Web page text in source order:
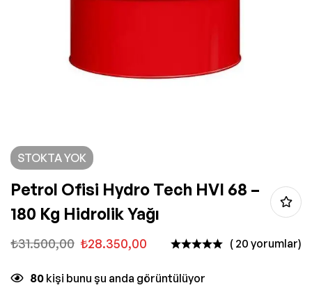
STOKTA YOK
Petrol Ofisi Hydro Tech HVI 68 –
180 Kg Hidrolik Yağı
₺31.500,00 ₺28.350,00 ( 20 yorumlar)
80 kişi bunu şu anda görüntülüyor